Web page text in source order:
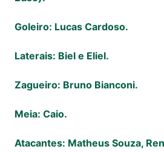
Goleiro: Lucas Cardoso.
Laterais: Biel e Eliel.
Zagueiro: Bruno Bianconi.
Meia: Caio.
Atacantes: Matheus Souza,